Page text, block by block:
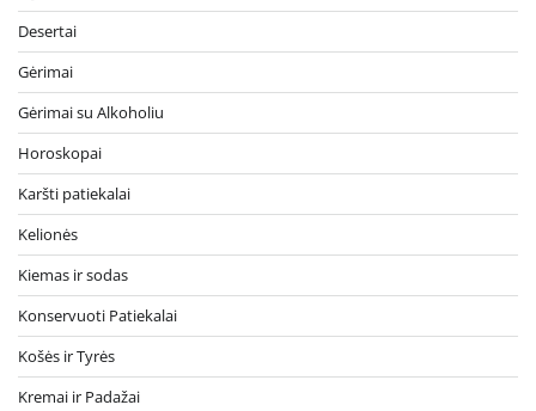
Desertai
Gėrimai
Gėrimai su Alkoholiu
Horoskopai
Karšti patiekalai
Kelionės
Kiemas ir sodas
Konservuoti Patiekalai
Košės ir Tyrės
Kremai ir Padažai